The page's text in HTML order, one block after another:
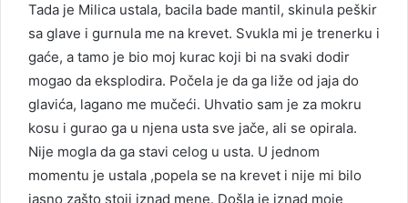
Tada je Milica ustala, bacila bade mantil, skinula peškir
sa glave i gurnula me na krevet. Svukla mi je trenerku i
gaće, a tamo je bio moj kurac koji bi na svaki dodir
mogao da eksplodira. Počela je da ga liže od jaja do
glavića, lagano me mučeći. Uhvatio sam je za mokru
kosu i gurao ga u njena usta sve jače, ali se opirala.
Nije mogla da ga stavi celog u usta. U jednom
momentu je ustala ,popela se na krevet i nije mi bilo
jasno zašto stoji iznad mene. Došla je iznad moje